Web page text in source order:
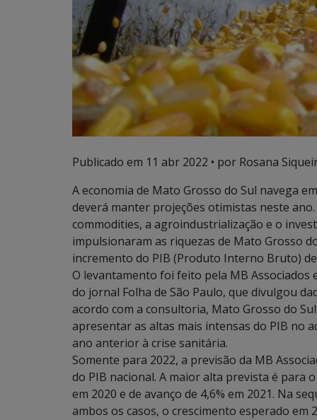
Publicado em 11 abr 2022 • por Rosana
A economia de Mato Grosso do Sul navega
deverá manter projeções otimistas neste
commodities, a agroindustrialização e o
impulsionaram as riquezas de Mato Grosso
incremento do PIB (Produto Interno Bruto)
O levantamento foi feito pela MB Associados
do jornal Folha de São Paulo, que divulgou
acordo com a consultoria, Mato Grosso do
apresentar as altas mais intensas do PIB no
ano anterior à crise sanitária.
Somente para 2022, a previsão da MB
do PIB nacional. A maior alta prevista é para
em 2020 e de avanço de 4,6% em 2021. Na
ambos os casos, o crescimento esperado em